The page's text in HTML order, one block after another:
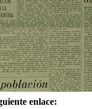
enlace: